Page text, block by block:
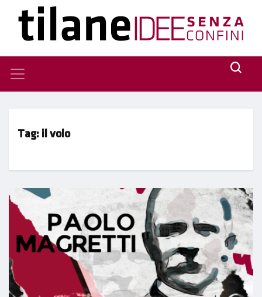
Tag: il volo